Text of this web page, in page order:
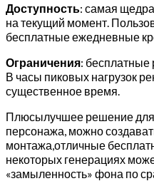
Доступность: самая
на текущий момент.
бесплатные ежедневные
Ограничения: бесплатные
В часы пиковых нагрузок
существенное время.
Плюсылучшее решение
персонажа, можно
монтажа,отличные
некоторых генерациях
«замыленность» фона по